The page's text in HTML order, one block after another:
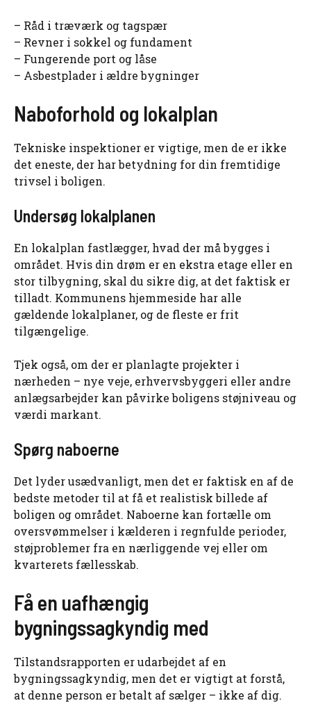
– Råd i træværk og tagspær
– Revner i sokkel og fundament
– Fungerende port og låse
– Asbestplader i ældre bygninger
Naboforhold og lokalplan
Tekniske inspektioner er vigtige, men de er ikke
det eneste, der har betydning for din fremtidige
trivsel i boligen.
Undersøg lokalplanen
En lokalplan fastlægger, hvad der må bygges i
området. Hvis din drøm er en ekstra etage eller en
stor tilbygning, skal du sikre dig, at det faktisk er
tilladt. Kommunens hjemmeside har alle
gældende lokalplaner, og de fleste er frit
tilgængelige.
Tjek også, om der er planlagte projekter i
nærheden – nye veje, erhvervsbyggeri eller andre
anlægsarbejder kan påvirke boligens støjniveau og
værdi markant.
Spørg naboerne
Det lyder usædvanligt, men det er faktisk en af de
bedste metoder til at få et realistisk billede af
boligen og området. Naboerne kan fortælle om
oversvømmelser i kælderen i regnfulde perioder,
støjproblemer fra en nærliggende vej eller om
kvarterets fællesskab.
Få en uafhængig
bygningssagkyndig med
Tilstandsrapporten er udarbejdet af en
bygningssagkyndig, men det er vigtigt at forstå,
at denne person er betalt af sælger – ikke af dig.